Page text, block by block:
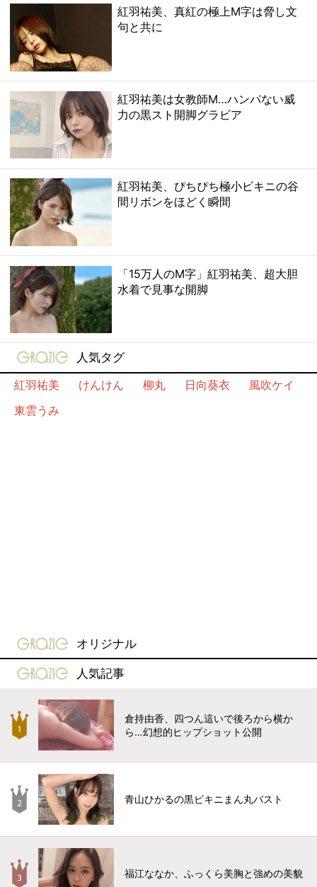
紅羽祐美、真紅の極上M字は脅し文
句と共に
紅羽祐美は女教師M…ハンパない威
力の黒スト開脚グラビア
紅羽祐美、ぴちぴち極小ビキニの谷
間リボンをほどく瞬間
「15万人のM字」紅羽祐美、超大胆
水着で見事な開脚
gravure-grazie
人気タグ
紅羽祐美
けんけん 柳丸 日向葵衣
風吹ケイ
東雲うみ
gravure-grazie
オリジナル
gravure-grazie
人気記事
倉持由香、四つん這いで後ろから横か
ら…幻想的ヒップショット公開
青山ひかるの黒ビキニまん丸バスト
福江ななか、ふっくら美胸と強めの美貌